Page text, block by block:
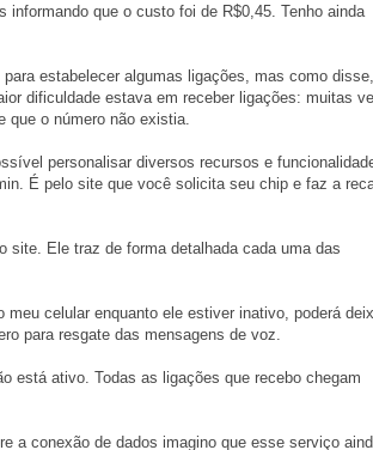
que o custo foi de R$0,45. Tenho ainda
estabelecer algumas ligações, mas como disse,
dificuldade estava em receber ligações: muitas
que o número não existia.
personalisar diversos recursos e
É pelo site que você solicita seu chip e faz a
site. Ele traz de forma detalhada cada uma das
celular enquanto ele estiver inativo, poderá
para resgate das mensagens de voz.
está ativo. Todas as ligações que recebo chegam
a conexão de dados imagino que esse serviço